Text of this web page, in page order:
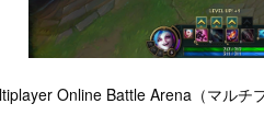
Online Battle Arena（マル